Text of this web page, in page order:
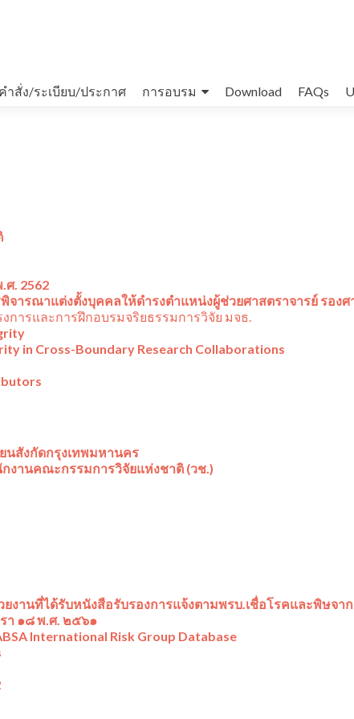
คำสั่ง/ระเบียบ/ประกาศ การอบรม Download FAQs
. 2562
จารณาแต่งตั้งบุคคลให้ดำรงตำแหน่งผู้ช่วยศาสตราจารย์ รองศ
การและการฝึกอบรมจริยธรรมการวิจัย มจธ.
in Cross-Boundary Research Collaborations
นสังกัดกรุงเทพมหานคร
งานคณะกรรมการวิจัยแห่งชาติ (วช.)
งานที่ได้รับหนังสือรับรองการแจ้งตามพรบ.เชื่อโรคและพิษจา
า ๑๘ พ.ศ. ๒๕๖๑
International Risk Group Database